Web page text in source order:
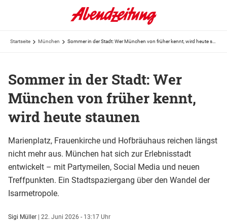
Startseite München
Sommer in der Stadt: Wer
München von früher kennt,
wird heute staunen
Marienplatz, Frauenkirche und Hofbräuhaus reichen längst
nicht mehr aus. München hat sich zur Erlebnisstadt
entwickelt – mit Partymeilen, Social Media und neuen
Treffpunkten. Ein Stadtspaziergang über den Wandel der
Isarmetropole.
Sigi Müller | 22. Juni 2026 - 13:17 Uhr